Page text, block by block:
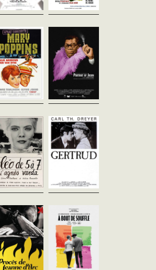
de la
- 1969
enceinte éprise
s'évade de son
et fait la
d'un ancien
diminué
Coppola
Mary Poppins
Robert Stevenson
vf - 140'
Dès 7 ans La famille Banks
habite à Londres, dans une
grande et belle demeure. Jane
et Michael font tourner en
bourrique les gouvernantes
les unes...
Portrait of
Shirley Clarke
une nuit de décembre
dans une chambre du
mythique Chelsea Hotel
heures, la...
Fellini
Guido Anselmi,
une station
traverse une forte
Alors qu'il
une source
pour...
Cléo de 5 à 7
Agnès Varda
vofr - 90'
Cléo, belle et chanteuse,
attend les résultats d’une
analyse médicale. De la
superstition à la peur, de la
rue de Rivoli au Café du Dôme,
de la...
Gertrud
Carl Theodor Dreyer
vost - 116'
En quête d'amour
mari, entame une
un jeune compositeur
délaisse à son tour,
du
(VOSTF)
- 1965
Maria, jeune
enjouée, quitte
pour devenir
des sept
dissipés du capitaine
Son charme...
Procès de Jeanne
d'Arc
France - 1962
vofr - 65'
Le procès de Jeanne d'Arc en
1431.Robert Bresson filme
Jeanne d’Arc du début des
audiences au supplice final,
en suivant au plus près les
minutes...
À bout de
Jean-Luc Godard
Michel Poiccard rejoint
Patricia de partir avec
de la...